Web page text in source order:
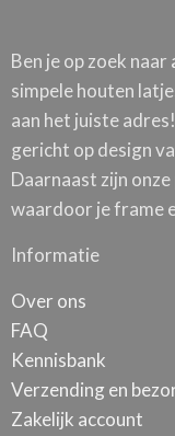
Ben je op zoek naar
simpele houten
aan het juiste
gericht op design
Daarnaast zijn
waardoor je frame
Informatie
Over ons
FAQ
Kennisbank
Verzending en
Zakelijk account